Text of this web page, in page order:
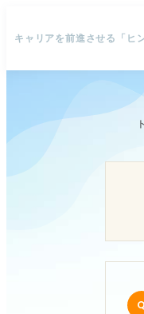
キャリアを前進させる「ヒ